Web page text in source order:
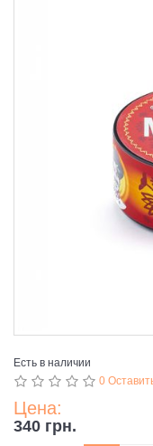
Есть в наличии
0
Цена:
340 грн.